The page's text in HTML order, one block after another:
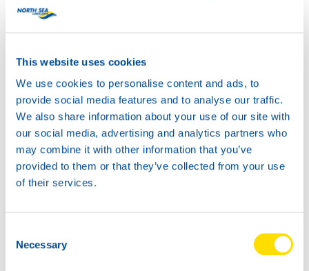
This website uses cookies
We use cookies to personalise content and ads, to
provide social media features and to analyse our traffic.
We also share information about your use of our site with
our social media, advertising and analytics partners who
may combine it with other information that you’ve
provided to them or that they’ve collected from your use
of their services.
Selection
Necessary
73800